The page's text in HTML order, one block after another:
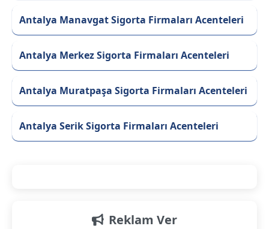
Antalya Manavgat Sigorta Firmaları Acenteleri
Antalya Merkez Sigorta Firmaları Acenteleri
Antalya Muratpaşa Sigorta Firmaları Acenteleri
Antalya Serik Sigorta Firmaları Acenteleri
Reklam Ver